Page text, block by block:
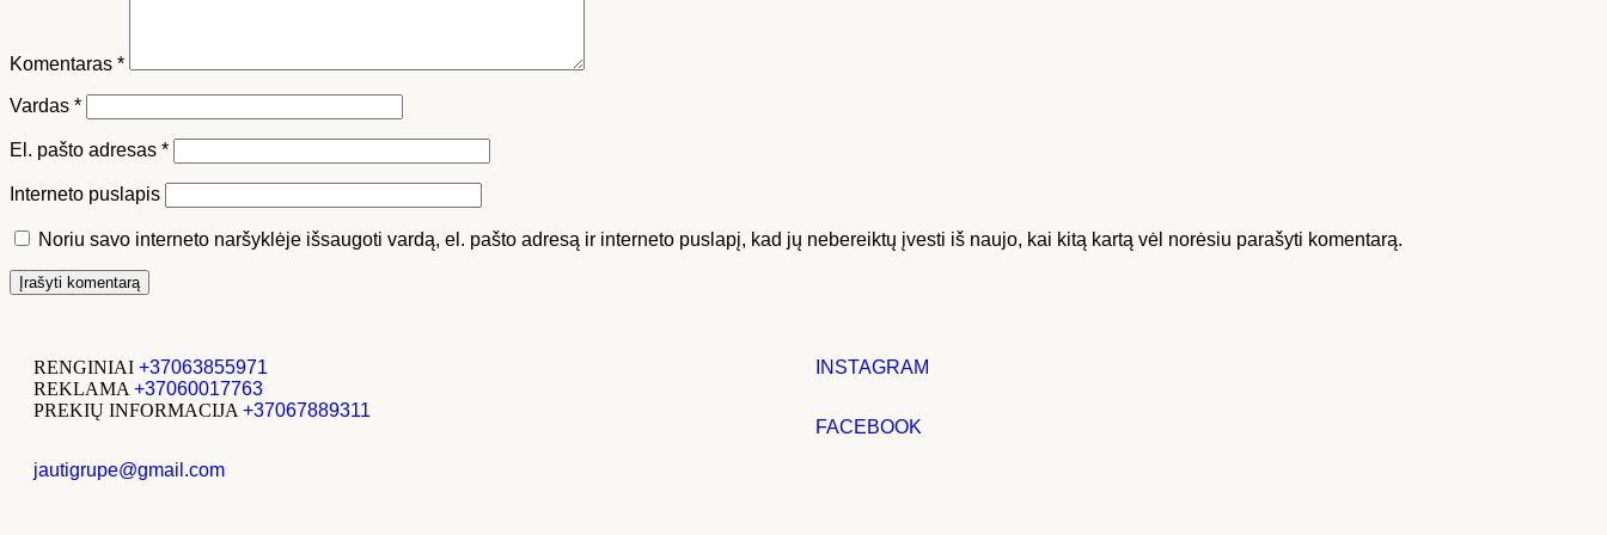
Komentaras *
Vardas *
El. pašto adresas *
Interneto puslapis
Noriu savo interneto naršyklėje išsaugoti vardą, el. pašto adresą ir interneto puslapį, kad jų nebereiktų įvesti iš naujo, kai kitą kartą vėl norėsiu parašyti komentarą.
RENGINIAI +37063855971
REKLAMA +37060017763
PREKIŲ INFORMACIJA +37067889311
jautigrupe@gmail.com
INSTAGRAM
FACEBOOK